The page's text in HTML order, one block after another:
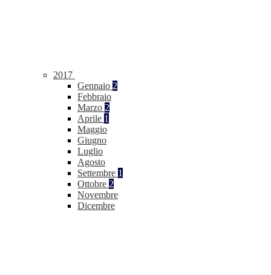
2017
Gennaio 2
Febbraio
Marzo 2
Aprile 1
Maggio
Giugno
Luglio
Agosto
Settembre 1
Ottobre 2
Novembre
Dicembre